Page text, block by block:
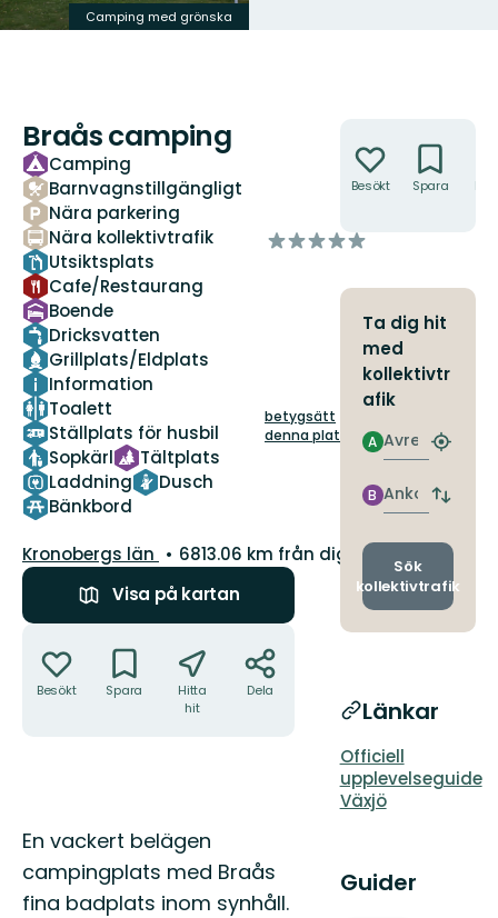
Camping med grönska
Braås camping
Camping
Barnvagnstillgängligt
Nära parkering
Nära kollektivtrafik
Utsiktsplats
Cafe/Restaurang
Boende
Dricksvatten
Grillplats/Eldplats
Information
Toalett
Ställplats för husbil
Sopkärl
Tältplats
Laddning
Dusch
Bänkbord
av
betygsätt
denna plats!
Län:
Kronobergs län
6813.06 km från dig
Visa på kartan
Besökt Spara
Hitta
hit
Dela
Beskrivning
En vackert belägen
campingplats med Braås
fina badplats inom synhåll.
Besökt Spara
Ta dig hit
med
kollektivtr
afik
Avresa
A
Hitta
Ankomst
B
Byt
och
Sök
kollektivtrafik
Länkar
Officiell
upplevelseguide
Växjö
Guider